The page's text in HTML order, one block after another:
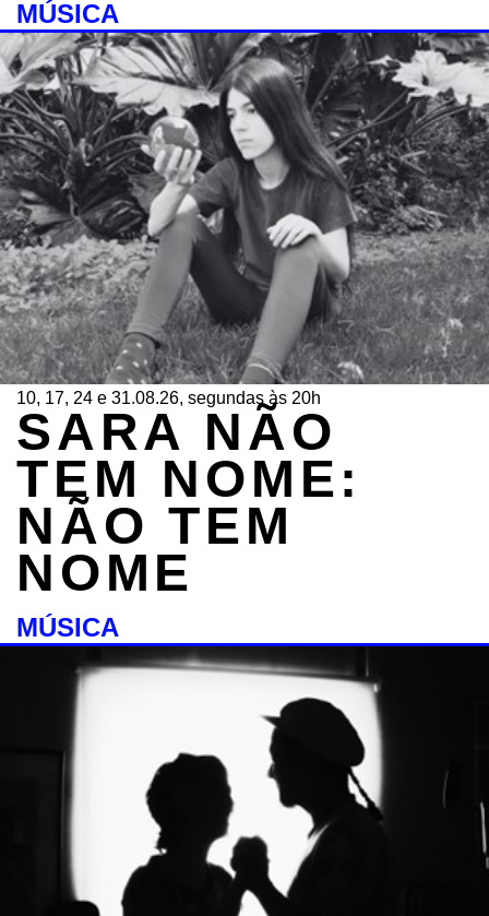
MÚSICA
10, 17, 24 e 31.08.26, segundas às 20h
SARA NÃO
TEM NOME:
NÃO TEM
NOME
MÚSICA